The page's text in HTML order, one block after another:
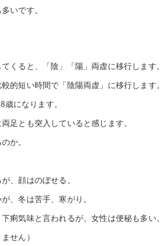
いです。
くると、「陰」「陽」両虚に移行します。
的短い時間で「陰陽両虚」に移行します。
になります。
足とも突入していると感じます。
か。
、顔はのぼせる。
、冬は苦手、寒がり。
痢気味と言われるが、女性は便秘も多い。
せん）